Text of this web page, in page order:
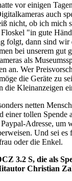
vor einigen
auch
nicht, ob ich mich
"in gute
folgt, dann sind wir
bei unserem gut
als
an. Wer
die Geräte zu
die Kleinanzeigen
netten
einer tollen Spende
Adresse, um
Und sei es
oder die Enkel.
3.2 S, die als
Christian